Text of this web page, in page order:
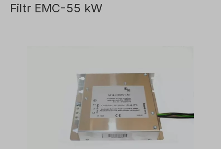
Filtr EMC-55 kW